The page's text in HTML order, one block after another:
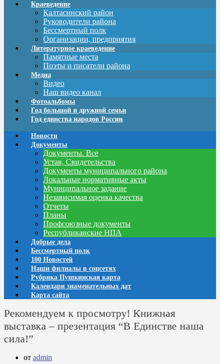
Краеведение
Калтасинский район
Руководители района
Бессмертный полк
Организации, предприятия
Литературное краеведение
Памятные места
Поэты и писатели района
Медиа
Видео
Наш видео канал
Фотоальбомы
Год большой и дружной семьи
Год единства народов России
Новости
Документы
Документы. Все
Устав, Свидетельства
Документы муниципального района
Локальные нормативные акты
Муниципальное задание
Независимая оценка качества
Отчеты
Планы
Профсоюзные документы
Республиканские НПА
Добрые дела
Бессмертный полк
100 Новостей
Наши филиалы в соцсетях
Рубрика Пушкинская карта
Календари знаменательных дат
Карта сайта
Рекомендуем к просмотру! Книжная
выставка – презентация “В Единстве наша
сила!”
от admin